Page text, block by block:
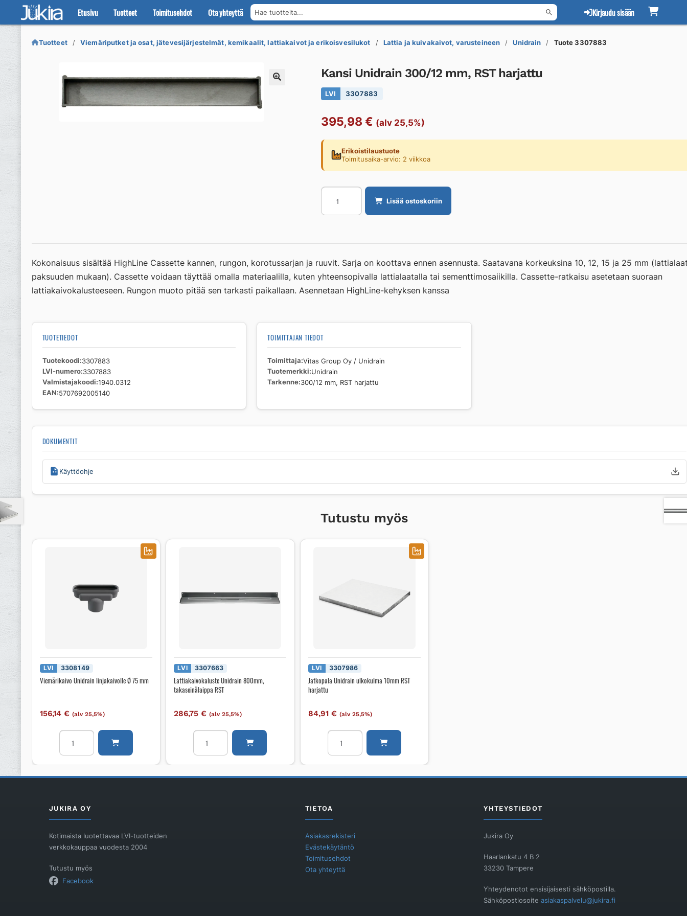
Etusivu Tuotteet Toimitusehdot Ota yhteyttä Hae tuotteita... Kirjaudu sisään
Siirry
navigointiin
Siirry
sisältöön
Tuotteet Viemäriputket ja osat, jätevesijärjestelmät, kemikaalit, lattiakaivot ja erikoisvesilukot Lattia ja kuivakaivot, varusteineen Unidrain Tuote 3307883
Kansi Unidrain 300/12 mm, RST harjattu
LVI 3307883
395,98 € (alv 25,5%)
Erikoistilaustuote
Toimitusaika-arvio: 2 viikkoa
Kansi
Unidrain
300/12
RST
määrä
Lisää ostoskoriin
Kokonaisuus sisältää HighLine Cassette kannen, rungon, korotussarjan ja ruuvit. Sarja on koottava ennen asennusta. Saatavana korkeuksina 10, 12, 15 ja 25 mm
paksuuden mukaan). Cassette voidaan täyttää omalla materiaalilla, kuten yhteensopivalla lattialaatalla tai sementtimosaiikilla. Cassette-ratkaisu asetetaan suoraan
lattiakaivokalusteeseen. Rungon muoto pitää sen tarkasti paikallaan. Asennetaan HighLine-kehyksen kanssa
TUOTETIEDOT
Tuotekoodi 3307883
LVI-numero 3307883
Valmistajakoodi 1940.0312
EAN 5707692005140
TOIMITTAJAN TIEDOT
Toimittaja Vitas Group Oy / Unidrain
Tuotemerkki Unidrain
Tarkenne 300/12 mm, RST harjattu
DOKUMENTIT
Käyttöohje
Tutustu myös
LVI 3308149
Viemärikaivo Unidrain linjakaivolle Ø 75 mm
156,14€ (alv 25,5%)
Viemärikaivo
Unidrain
linjakaivolle
75
LVI 3307663
Lattiakaivokaluste Unidrain 800mm,
takaseinälaippa RST
286,75€ (alv 25,5%)
Lattiakaivokaluste
Unidrain
800mm,
RST
LVI 3307986
Jatkopala Unidrain ulkokulma 10mm RST
harjattu
84,91 € (alv 25,5%)
Jatkopala
Unidrain
ulkokulma
RST
JUKIRA OY
Kotimaista luotettavaa LVI-tuotteiden
verkkokauppaa vuodesta 2004
Tutustu myös
Facebook
TIETOA
Asiakasrekisteri
Evästekäytäntö
Toimitusehdot
Ota yhteyttä
YHTEYSTIEDOT
Jukira Oy
Haarlankatu 4 B 2
33230 Tampere
Yhteydenotot ensisijaisesti sähköpostilla.
Sähköpostiosoiteasiakaspalvelu@jukira.fi